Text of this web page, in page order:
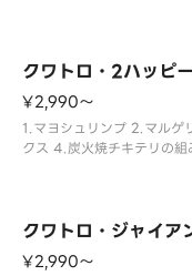
クワトロ・2ハッピー
¥2,990〜
1.マヨシュリンプ 2.マルゲ
クス 4.炭火焼チキテリの組
クワトロ・ジャイア
¥2,990〜